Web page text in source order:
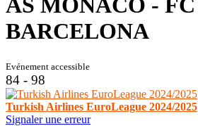
AS MONACO - FC
BARCELONA
Evénement accessible
84 - 98
Turkish Airlines EuroLeague 2024/2025
Signaler une erreur